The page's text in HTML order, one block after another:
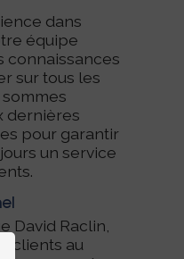
dans
équipe
connaissances
sur tous les
dernières
pour garantir
un service
David Raclin,
clients au